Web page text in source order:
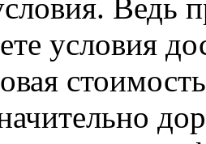
Ведь
условия